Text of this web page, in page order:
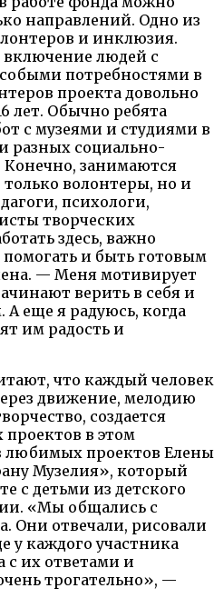
направлений. Одно из
и инклюзия.
включение людей с
потребностями в
проекта довольно
лет. Обычно ребята
с музеями и студиями в
разных социально-
Конечно, занимаются
волонтеры, но и
психологи,
творческих
здесь, важно
и быть готовым
— Меня мотивирует
верить в себя и
А еще я радуюсь, когда
им радость и
что каждый человек
движение, мелодию
создается
в этом
любимых проектов Елены
Музелия», который
с детьми из детского
«Мы общались с
Они отвечали, рисовали
у каждого участника
с их ответами и
трогательно», —